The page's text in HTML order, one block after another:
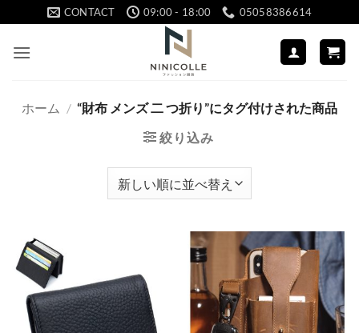
to
content
CONTACT 09:00 - 18:00 05058386614
ホーム / “財布 メンズ 二 つ折り”にタグ付けされた商品
絞り込み